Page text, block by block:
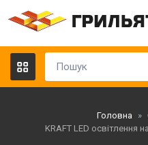
Головна »
KRAFT LED освітлення